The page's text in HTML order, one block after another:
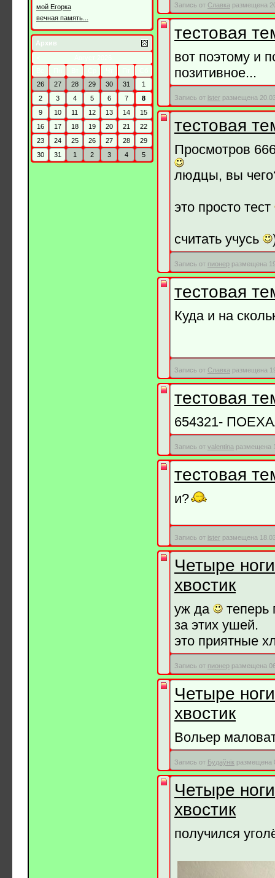
Запись от Славка размещена
тестовая
вот поэтому и
позитивное...
Запись от ister размещена
тестовая
Просмотров
людцы, вы
это просто тест
считать учусь
Запись от пионер размещена
тестовая
Куда и на
Запись от Славка размещена
тестовая
654321-
Запись от valentina размещена
тестовая
и?
Запись от ister размещена
Четыре
хвостик
уж да
теперь
за этих ушей.
это приятные
Запись от пионер размещена
Четыре
хвостик
Вольер
Запись от Будаўнік размещена
Четыре
хвостик
получился
мой Егорка
вечная память...
Архив
26
27 28 29 30 31
1
2
3 4 5 6 7
8
9
10 11 12 13 14
15
16
17 18 19 20 21
22
23
24 25 26 27 28
29
30
31 1 2 3 4 5